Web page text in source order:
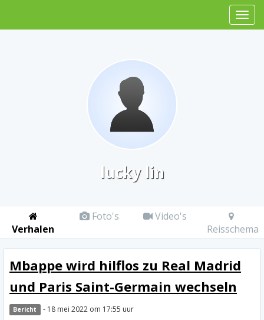
lucky lin
Verhalen
Foto's
Video's
Reisschema
Mbappe wird hilflos zu Real Madrid
und Paris Saint-Germain wechseln
Bericht - 18 mei 2022 om 17:55 uur